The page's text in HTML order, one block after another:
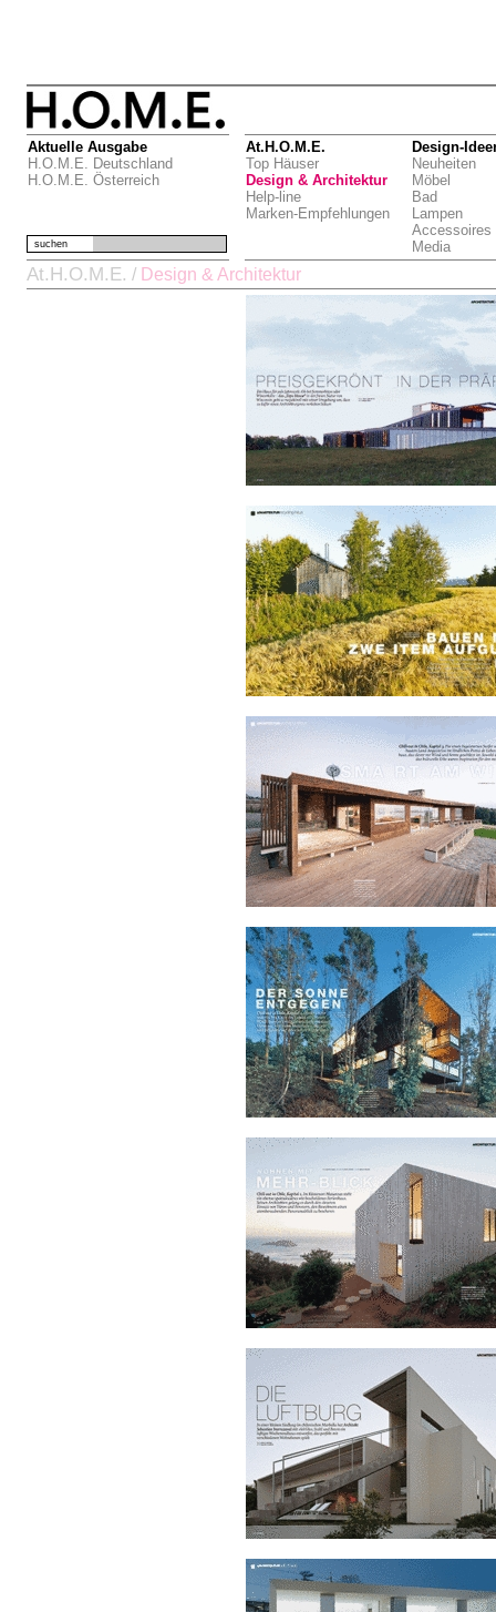
Aktuelle Ausgabe
H.O.M.E. Deutschland
H.O.M.E. Österreich
At.H.O.M.E.
Top Häuser
Design & Architektur
Help-line
Marken-Empfehlungen
Design-
Neuheiten
Möbel
Bad
Lampen
Accessoires
Media
suchen
At.H.O.M.E. / Design & Architektur